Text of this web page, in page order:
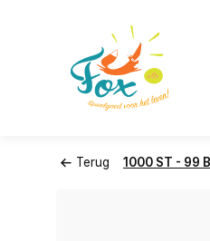
Terug 1000 ST - 99